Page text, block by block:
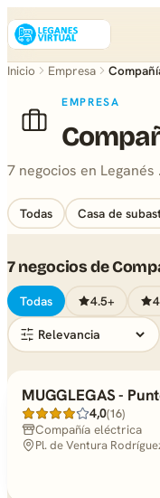
Inicio Empresa
EMPRESA
7 negocios en Leganés .
Todas Casa de
7 negocios de
Todas 4.5+
MUGGLEGAS -
4,0(16)
Compañía eléctrica
Pl. de Ventura